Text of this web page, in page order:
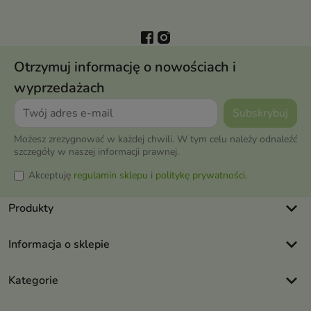
Otrzymuj informację o nowościach i
wyprzedażach
Możesz zrezygnować w każdej chwili. W tym celu należy odnaleźć
szczegóły w naszej informacji prawnej.
Akceptuję regulamin sklepu i politykę prywatności.
Produkty keyboard_arrow_down
Informacja o sklepie keyboard_arrow_down
Kategorie keyboard_arrow_down